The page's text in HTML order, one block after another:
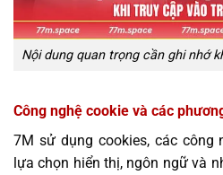
Nội dung quan trọng cần ghi nhớ
Công nghệ cookie và các
7M sử dụng cookies, các
lựa chọn hiển thị, ngôn ngữ và